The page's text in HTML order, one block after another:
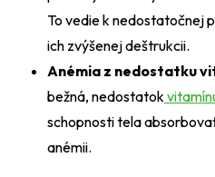
To vedie k nedostatočnej
ich zvýšenej deštrukcii.
Anémia z nedostatku
bežná, nedostatok
schopnosti tela
anémii.